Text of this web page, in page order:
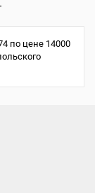
по цене 14000